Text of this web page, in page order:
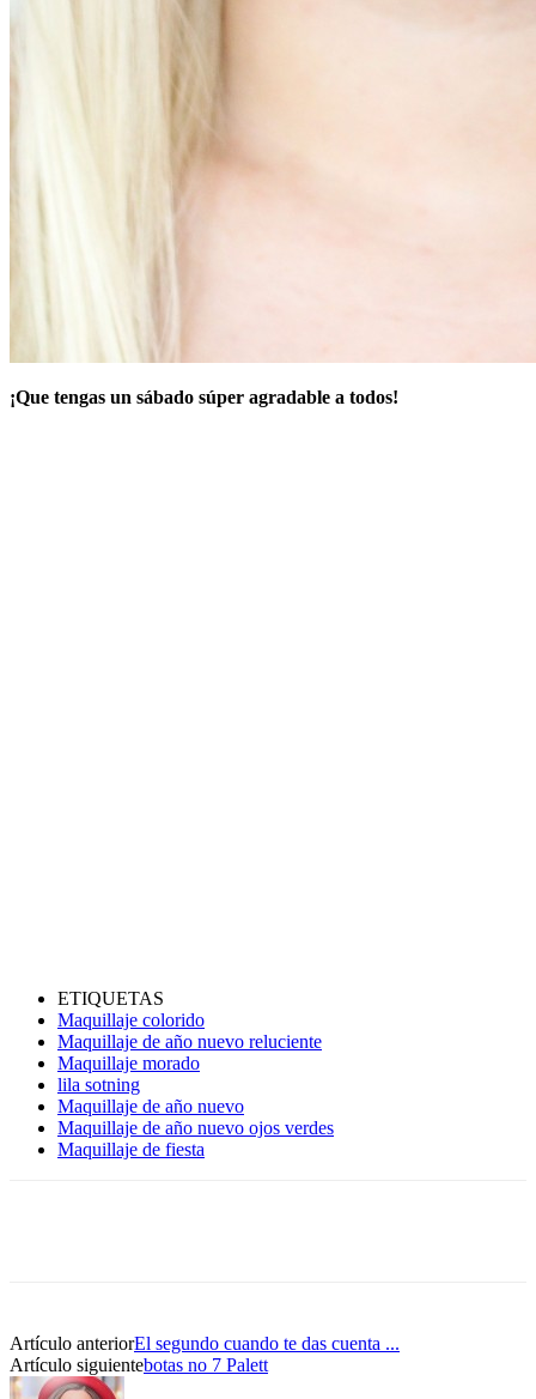
¡Que tengas un sábado súper agradable a todos!
ETIQUETAS
Maquillaje colorido
Maquillaje de año nuevo reluciente
Maquillaje morado
lila sotning
Maquillaje de año nuevo
Maquillaje de año nuevo ojos verdes
Maquillaje de fiesta
Artículo anteriorEl segundo cuando te das cuenta ...
Artículo siguientebotas no 7 Palett